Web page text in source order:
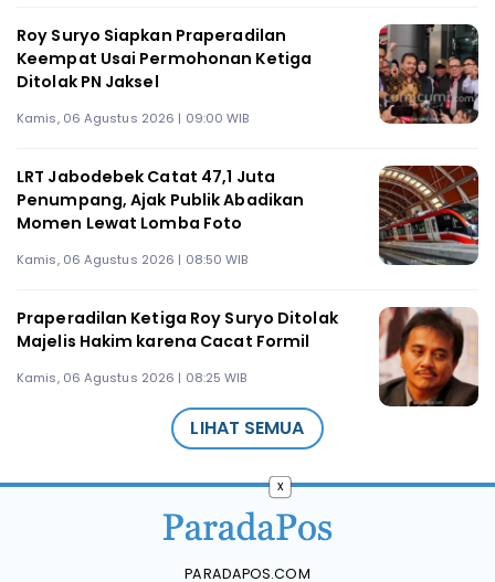
Roy Suryo Siapkan Praperadilan
Keempat Usai Permohonan Ketiga
Ditolak PN Jaksel
Kamis, 06 Agustus 2026 | 09:00 WIB
LRT Jabodebek Catat 47,1 Juta
Penumpang, Ajak Publik Abadikan
Momen Lewat Lomba Foto
Kamis, 06 Agustus 2026 | 08:50 WIB
Praperadilan Ketiga Roy Suryo Ditolak
Majelis Hakim karena Cacat Formil
Kamis, 06 Agustus 2026 | 08:25 WIB
LIHAT SEMUA
PARADAPOS.COM
x